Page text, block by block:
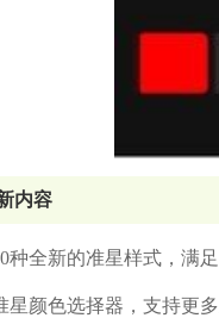
内容
种全新的准星样式，满
星颜色选择器，支持更